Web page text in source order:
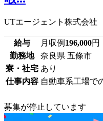
UTエージェント株式会社
給与 月収例 196,000円
勤務地
奈良県 五條市
寮・社宅 あり
仕事内容 自動車系工場で
募集が停止しています